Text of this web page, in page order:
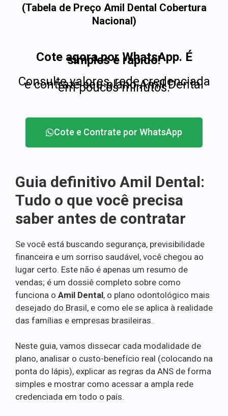
(Tabela de Preço Amil Dental Cobertura
Nacional)
Cote agora por WhatsApp. É
simples e rápido!
Consulte valores, rede credenciada
e contrate seu plano Amil Dental
em poucos minutos.
Cote e Contrate por WhatsApp
Guia definitivo Amil Dental:
Tudo o que você precisa
saber antes de contratar
Se você está buscando segurança, previsibilidade
financeira e um sorriso saudável, você chegou ao
lugar certo. Este não é apenas um resumo de
vendas; é um dossiê completo sobre como
funciona o Amil Dental, o plano odontológico mais
desejado do Brasil, e como ele se aplica à realidade
das famílias e empresas brasileiras.
Neste guia, vamos dissecar cada modalidade de
plano, analisar o custo-benefício real (colocando na
ponta do lápis), explicar as regras da ANS de forma
simples e mostrar como acessar a ampla rede
credenciada em todo o país.